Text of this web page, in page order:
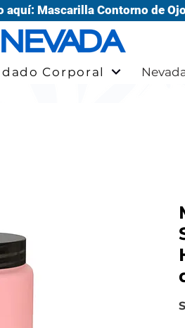
Mascarilla Contorno de
Corporal